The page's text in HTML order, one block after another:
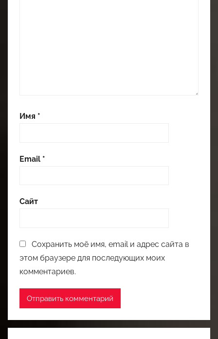
Имя *
Email *
Сайт
Сохранить моё имя, email и адрес сайта в
этом браузере для последующих моих
комментариев.